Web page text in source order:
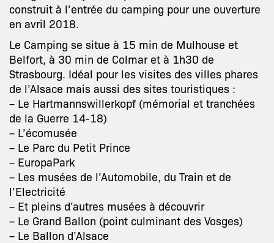
construit à l’entrée du camping pour une ouverture
en avril 2018.
Le Camping se situe à 15 min de Mulhouse et
Belfort, à 30 min de Colmar et à 1h30 de
Strasbourg. Idéal pour les visites des villes phares
de l’Alsace mais aussi des sites touristiques :
– Le Hartmannswillerkopf (mémorial et tranchées
de la Guerre 14-18)
– L’écomusée
– Le Parc du Petit Prince
– EuropaPark
– Les musées de l’Automobile, du Train et de
l’Electricité
– Et pleins d’autres musées à découvrir
– Le Grand Ballon (point culminant des Vosges)
– Le Ballon d’Alsace